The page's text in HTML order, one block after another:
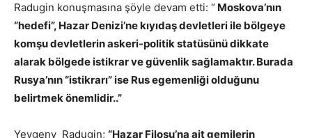
Radugin konuşmasına şöyle devam etti: “ Moskova’nın
“hedefi”, Hazar Denizi’ne kıyıdaş devletleri ile bölgeye
komşu devletlerin askeri-politik statüsünü dikkate
alarak bölgede istikrar ve güvenlik sağlamaktır. Burada
Rusya’nın “istikrarı” ise Rus egemenliği olduğunu
belirtmek önemlidir..”
Yevgeny Radugin; “Hazar Filosu’na ait gemilerin